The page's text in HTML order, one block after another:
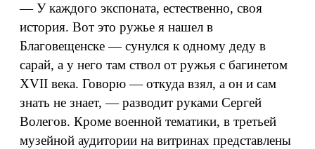
— У каждого экспоната, естественно, своя
история. Вот это ружье я нашел в
Благовещенске — сунулся к одному деду в
сарай, а у него там ствол от ружья с багинетом
XVII века. Говорю — откуда взял, а он и сам
знать не знает, — разводит руками Сергей
Волегов. Кроме военной тематики, в третьей
музейной аудитории на витринах представлены